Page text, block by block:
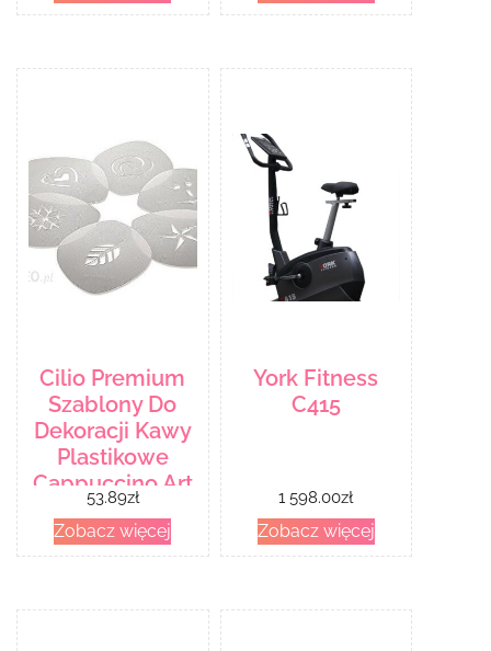
Cilio Premium
Szablony Do
Dekoracji Kawy
Plastikowe
Cappuccino Art
Białe 6 szt
53.89zł
Zobacz więcej
York Fitness
C415
1 598.00zł
Zobacz więcej